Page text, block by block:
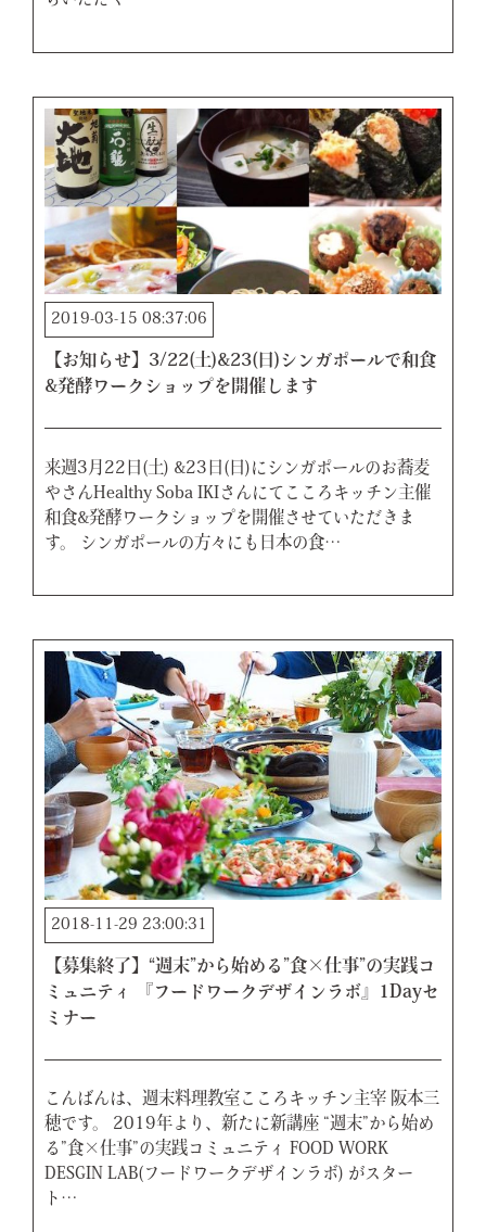
2019-03-15 08:37:06
【お知らせ】3/22(土)&23(日)シンガポールで和食
&発酵ワークショップを開催します
来週3月22日(土) &23日(日)にシンガポールのお蕎麦
やさんHealthy Soba IKIさんにてこころキッチン主催
和食&発酵ワークショップを開催させていただきま
す。 シンガポールの方々にも日本の食…
2018-11-29 23:00:31
【募集終了】“週末”から始める”食×仕事”の実践コ
ミュニティ 『フードワークデザインラボ』1Dayセ
ミナー
こんばんは、週末料理教室こころキッチン主宰 阪本三
穂です。 2019年より、新たに新講座 “週末”から始め
る”食×仕事”の実践コミュニティ FOOD WORK
DESGIN LAB(フードワークデザインラボ) がスター
ト…